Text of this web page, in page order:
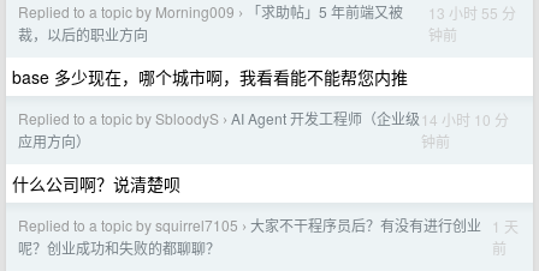
Replied to a topic by Morning009 ›
「求助帖」5 年前端又被
裁，以后的职业方向
13 小时 55 分
钟前
base 多少现在，哪个城市啊，我看看能不能帮您内推
Replied to a topic by SbloodyS › AI Agent 开发工程师（企业级
应用方向）
14 小时 10 分
钟前
什么公司啊？说清楚呗
Replied to a topic by squirrel7105 › 大家不干程序员后？有没有进行创业
呢？创业成功和失败的都聊聊？
1 天
前